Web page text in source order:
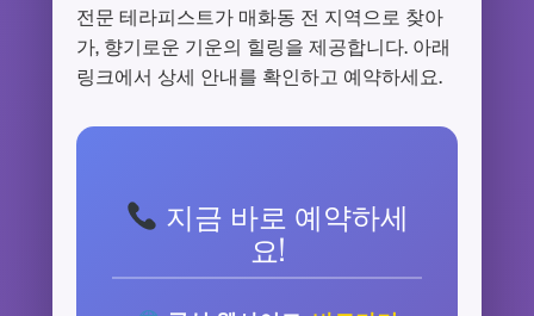
전문 테라피스트가 매화동 전 지역으로 찾아
가, 향기로운 기운의 힐링을 제공합니다. 아래
링크에서 상세 안내를 확인하고 예약하세요.
지금 바로 예약하세
요!